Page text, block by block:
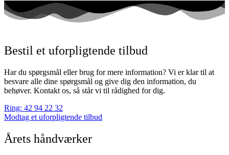
Bestil et uforpligtende tilbud
Har du spørgsmål eller brug for mere information? Vi er klar til at
besvare alle dine spørgsmål og give dig den information, du
behøver. Kontakt os, så står vi til rådighed for dig.
Ring: 42 94 22 32
Modtag et uforpligtende tilbud
Årets håndværker